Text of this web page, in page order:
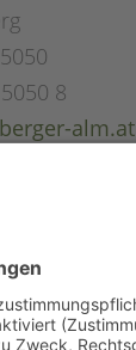
8
alm.at